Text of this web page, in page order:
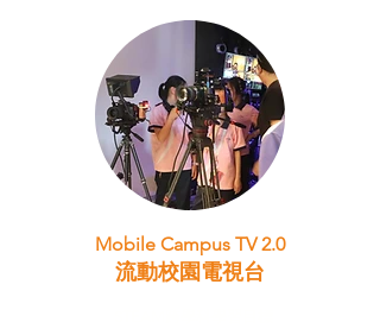
Mobile Campus TV 2.0
流動校園電視台